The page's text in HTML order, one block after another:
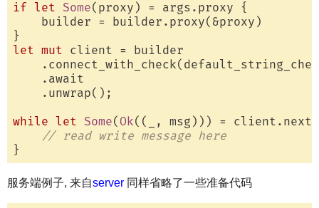
if let Some(proxy) = args.proxy {
    builder = builder.proxy(&proxy)
let mut client = builder
    .await
    .unwrap();
while let Some( Ok((_, msg))) =
// read write message here
服务端例子, 来自server 同样省略了一些准备代码